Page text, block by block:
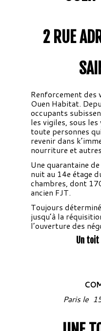
2 RUE
Renforcement des
Ouen Habitat.
occupants
les vigiles, sous
toute personnes
revenir dans
nourriture et
Une quarantaine
nuit au 14e étage
chambres, dont
ancien FJT.
Toujours
jusqu’à la
l’ouverture des
Un toit
Paris le